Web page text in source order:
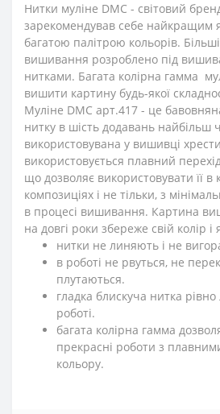
Нитки муліне DMC - світовий
зарекомендував себе найкращим
багатою палітрою кольорів.
вишивання розроблено під
нитками. Багата колірна гамма
вишити картину будь-якої
Муліне DMC арт.417 - це
нитку в шість додавань найбільш
використовувана у вишивці
використовується плавний
що дозволяє використовувати її в
композиціях і не тільки, з
в процесі вишивання. Картина
на довгі роки збереже свій колір і
нитки не линяють і не
в роботі не рвуться, не
плутаються.
гладка блискуча нитка
роботі.
багата колірна гамма
прекрасні роботи з
кольору.